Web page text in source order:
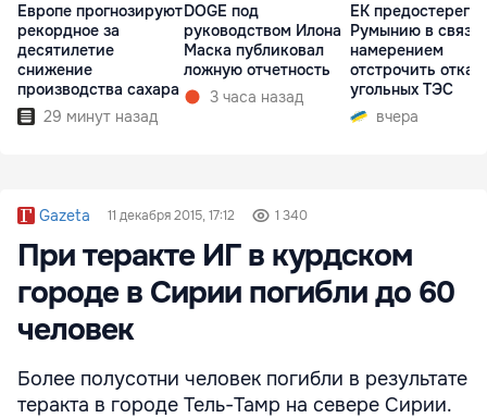
Европе прогнозируют
рекордное за
десятилетие
снижение
производства сахара
29 минут назад
DOGE под
руководством Илона
Маска публиковал
ложную отчетность
3 часа назад
ЕК предостерегла
Румынию в связи
намерением
отстрочить отказ
угольных ТЭС
вчера
Gazeta 11 декабря 2015, 17:12 1 340
При теракте ИГ в курдском
городе в Сирии погибли до 60
человек
Более полусотни человек погибли в результате
теракта в городе Тель-Тамр на севере Сирии.